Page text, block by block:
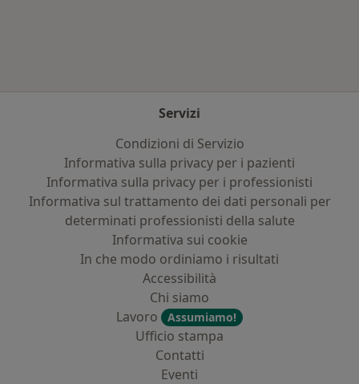
Servizi
Condizioni di Servizio
Informativa sulla privacy per i pazienti
Informativa sulla privacy per i professionisti
Informativa sul trattamento dei dati personali per
determinati professionisti della salute
Informativa sui cookie
In che modo ordiniamo i risultati
Accessibilità
Chi siamo
Lavoro
Assumiamo!
Ufficio stampa
Contatti
Eventi